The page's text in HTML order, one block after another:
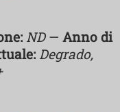
ND— Anno di
Degrado,